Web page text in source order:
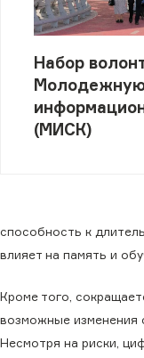
Набор
(МИСК)
способность к
влияет на память и
Кроме того,
возможные изменения
Несмотря на риски,